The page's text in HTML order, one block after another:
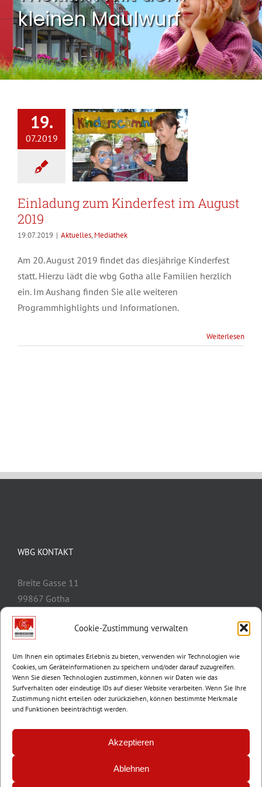
Cookie-Zustimmung verwalten
Um Ihnen ein optimales Erlebnis zu bieten, verwenden wir Technologien wie
Cookies, um Geräteinformationen zu speichern und/oder darauf zuzugreifen.
Wenn Sie diesen Technologien zustimmen, können wir Daten wie das
Surfverhalten oder eindeutige IDs auf dieser Website verarbeiten. Wenn Sie Ihre
Zustimmung nicht erteilen oder zurückziehen, können bestimmte Merkmale
und Funktionen beeinträchtigt werden.
Akzeptieren
Ablehnen
kleinen Maulwurf
19.
07.2019
Einladung zum Kinderfest im August
2019
19.07.2019 | Aktuelles, Mediathek
Am 20. August 2019 findet das diesjährige Kinderfest
statt. Hierzu lädt die wbg Gotha alle Familien herzlich
ein. Im Aushang finden Sie alle weiteren
Programmhighlights und Informationen.
Weiterlesen
WBG KONTAKT
Breite Gasse 11
99867 Gotha
Telefon:
E-Mail:
info@wbg-gotha.de